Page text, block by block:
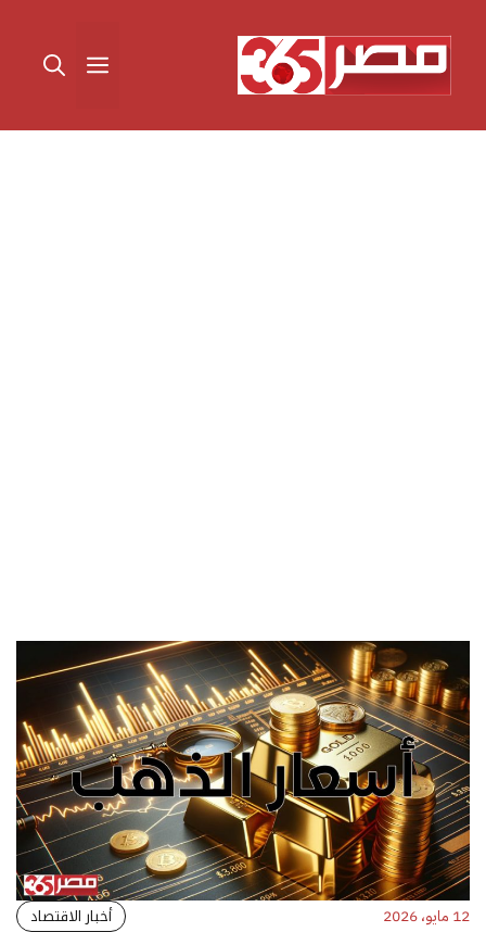
المحتوى القائمة
12 مايو، 2026 أخبار الاقتصاد